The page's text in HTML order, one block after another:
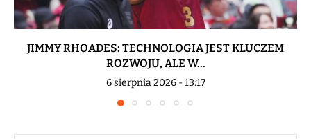
JIMMY RHOADES: TECHNOLOGIA JEST KLUCZEM
ROZWOJU, ALE W...
6 sierpnia 2026 - 13:17